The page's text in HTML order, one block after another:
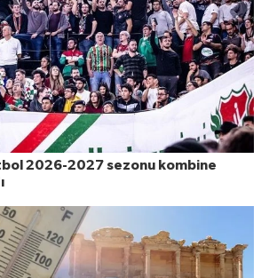
2026-2027 sezonu kombine